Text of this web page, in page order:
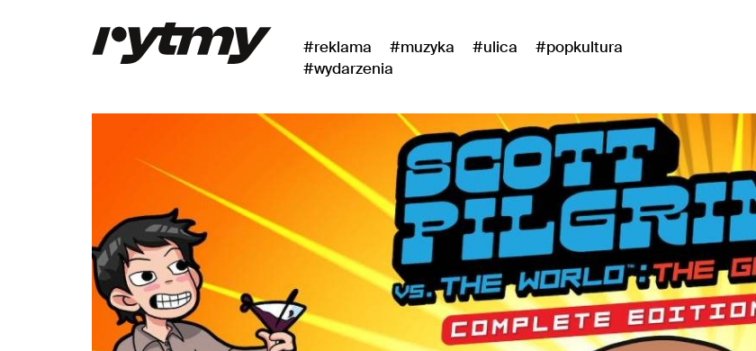
#reklama #muzyka #ulica
#popkultura
#wydarzenia